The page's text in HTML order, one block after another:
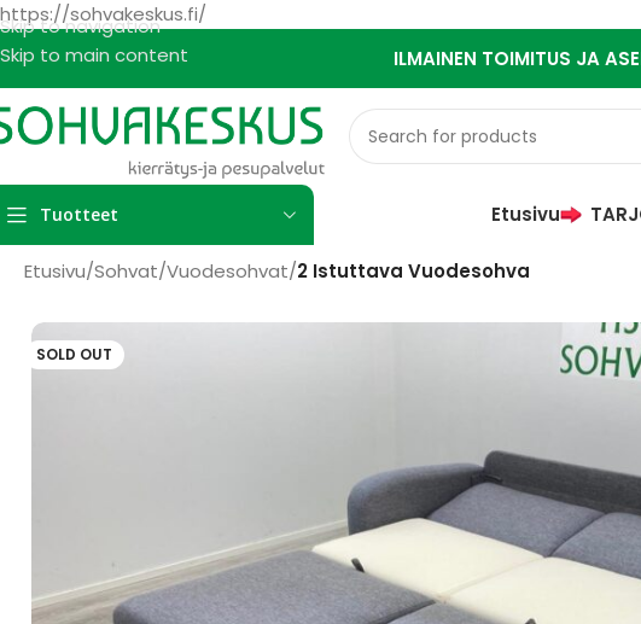
https://sohvakeskus.fi/
Skip to navigation
Skip to main content
ILMAINEN TOIMITUS JA
Tuotteet Etusivu
Etusivu/Sohvat/Vuodesohvat/2 Istuttava Vuodesohva
SOLD OUT